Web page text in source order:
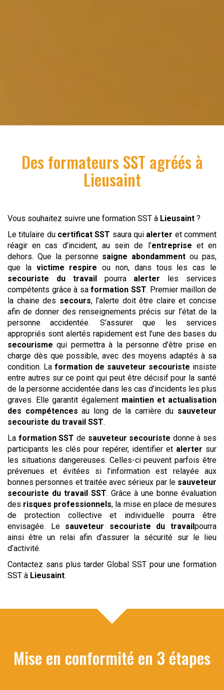
Des formateurs SST agréés à
Lieusaint
Vous souhaitez suivre une formation SST à Lieusaint ?
Le titulaire du certificat SST saura qui alerter et comment
réagir en cas d’incident, au sein de l’entreprise et en
dehors. Que la personne saigne abondamment ou pas,
que la victime respire ou non, dans tous les cas le
secouriste du travailpourra alerter les services
compétents grâce à sa formation SST. Premier maillon de
la chaine des secours, l’alerte doit être claire et concise
afin de donner des renseignements précis sur l’état de la
personne accidentée. S’assurer que les services
appropriés sont alertés rapidement est l’une des bases du
secourisme qui permettra à la personne d’être prise en
charge dès que possible, avec des moyens adaptés à sa
condition. La formation de sauveteur secouriste insiste
entre autres sur ce point qui peut être décisif pour la santé
de la personne accidentée dans les cas d’incidents les plus
graves. Elle garantit également maintien et actualisation
des compétences au long de la carrière du sauveteur
secouriste du travail SST.
La formation SST de sauveteur secouriste donne à ses
participants les clés pour repérer, identifier et alerter sur
les situations dangereuses. Celles-ci peuvent parfois être
prévenues et évitées si l’information est relayée aux
bonnes personnes et traitée avec sérieux par le sauveteur
secouriste du travail SST. Grâce à une bonne évaluation
des risques professionnels, la mise en place de mesures
de protection collective et individuelle pourra être
envisagée. Le sauveteur secouriste du travailpourra
ainsi être un relai afin d’assurer la sécurité sur le lieu
d’activité.
Contactez sans plus tarder Global SST pour une formation
SST à Lieusaint.
Mise en conformité en 3 étapes